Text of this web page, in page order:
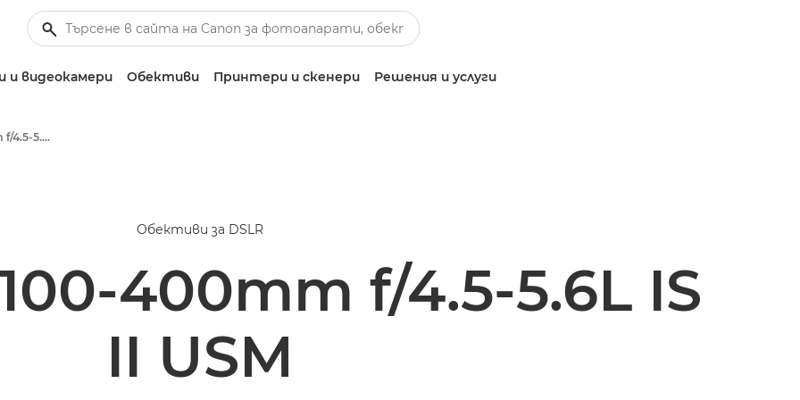
видеокамери Обективи Принтери и скенери Решения и услуги
Canon EF 100-400mm f/4.5-5.6L IS II USM - Lenses - Camera & Photo lenses
Обективи за DSLR
400mm f/4.5-5.6L IS
II USM